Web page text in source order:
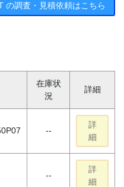
の調査・見積依頼はこちら
在庫状
況
詳細
--
詳
細
--
詳
細